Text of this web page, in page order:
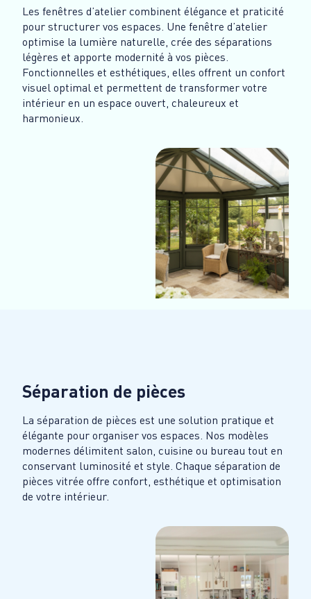
Les fenêtres d’atelier combinent élégance et praticité
pour structurer vos espaces. Une fenêtre d’atelier
optimise la lumière naturelle, crée des séparations
légères et apporte modernité à vos pièces.
Fonctionnelles et esthétiques, elles offrent un confort
visuel optimal et permettent de transformer votre
intérieur en un espace ouvert, chaleureux et
harmonieux.
Séparation de pièces
La séparation de pièces est une solution pratique et
élégante pour organiser vos espaces. Nos modèles
modernes délimitent salon, cuisine ou bureau tout en
conservant luminosité et style. Chaque séparation de
pièces vitrée offre confort, esthétique et optimisation
de votre intérieur.